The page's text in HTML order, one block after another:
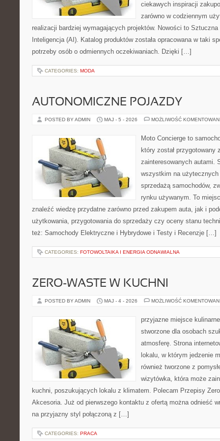
ciekawych inspiracji
zarówno w codziennym
realizacji bardziej wymagających projektów. Nowości to
Inteligencja (AI). Katalog produktów została opracowana w taki
potrzeby osób o odmiennych oczekiwaniach. Dzięki […]
CATEGORIES: MODA
AUTONOMICZNE POJAZDY
POSTED BY ADMIN MAJ - 5 - 2026 MOŻLIWOŚĆ
Moto Concierge to
który został przygotowany
zainteresowanych autami.
wszystkim na
sprzedażą samochodów,
rynku używanym. To
znaleźć wiedzę przydatne zarówno przed zakupem auta, jak i
użytkowania, przygotowania do sprzedaży czy oceny stanu
też: Samochody Elektryczne i Hybrydowe i Testy i Recenzje […]
CATEGORIES: FOTOWOLTAIKA I ENERGIA ODNAWIALNA
ZERO-WASTE W KUCHNI
POSTED BY ADMIN MAJ - 4 - 2026 MOŻLIWOŚĆ
przyjazne miejsce
stworzone dla osobach
atmosferę. Strona
lokalu, w którym jedzenie
również tworzone z
wizytówka, która może
kuchni, poszukujących lokalu z klimatem. Polecam Przepisy
Akcesoria. Już od pierwszego kontaktu z ofertą można odnieść
na przyjazny styl połączoną z […]
CATEGORIES: PRACA